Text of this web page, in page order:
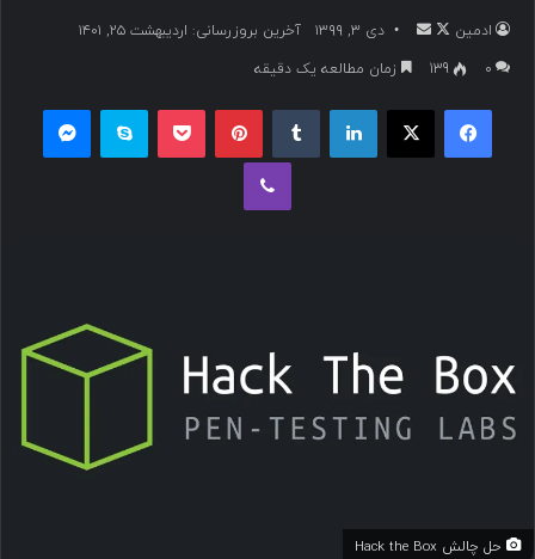
ادمین دی ۳, ۱۳۹۹
آخرین بروزرسانی: اردیبهشت ۲۵, ۱۴۰۱
۰
139 زمان مطالعه یک دقیقه
حل چالش Hack the Box